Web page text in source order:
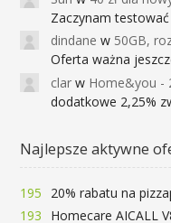
Zaczynam testować
dindane w 50GB, rozmowy, SMS, MMS bez
Oferta ważna
clar w Home&you - 2
dodatkowe 2,25%
Najlepsze aktywne
195
20% rabatu na
193